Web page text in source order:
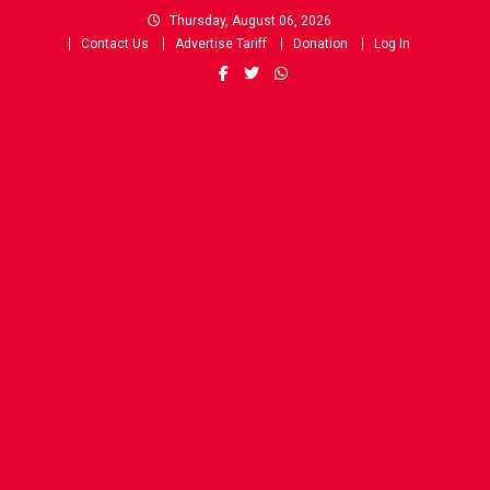
Thursday, August 06, 2026
Contact Us
Advertise Tariff Donation Log In